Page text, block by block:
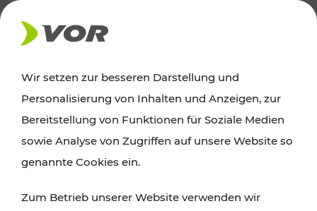
AKTUELLES
Ausflugstipps
Wien, Niederösterreich und das Burgenland
Wanderungen, Kultur und Gastronomie,
Wir setzen zur besseren Darstellung und
Personalisierung von Inhalten und Anzeigen, zur
Bereitstellung von Funktionen für Soziale Medien
sowie Analyse von Zugriffen auf unsere Website so
genannte Cookies ein.
Zum Betrieb unserer Website verwenden wir